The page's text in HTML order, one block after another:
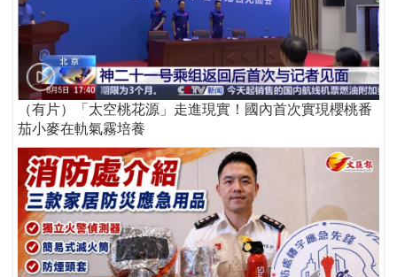
（有片）「太空桃花源」走進現實！國內首次實現櫻桃番
茄小麥在軌氣霧培養